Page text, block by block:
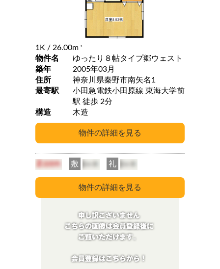
1K / 26.00m 2
物件名
ゆったり８帖タイプ郷ウェスト
築年
2005年03月
住所
神奈川県秦野市南矢名1
最寄駅
小田急電鉄小田原線 東海大学前
駅 徒歩 2分
構造
木造
敷 礼